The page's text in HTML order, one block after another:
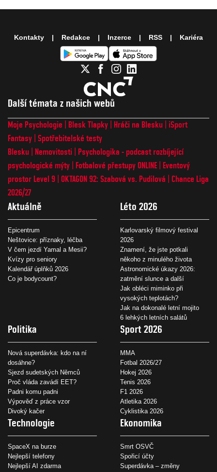
Další témata z našich webů
Moje Psychologie Blesk Tlapky Hráči na Blesku
iSport
Fantasy Spotřebitelské testy
Blesku
Nemovitosti
Psychologika - podcast rozbíjející
psychologické mýty
Fotbalové přestupy ONLINE
Eventový
prostor Level 9 OKTAGON 92: Szabová vs. Pudilová
Chance Liga
2026/27
Aktuálně
Epicentrum
Neštovice: příznaky, léčba
V čem jezdí Yamal a Mesii?
Kvízy pro seniory
Kalendář úplňků 2026
Co je bodycount?
Léto 2026
Karlovarský filmový festival
2026
Znamení, že jste potkali
někoho z minulého života
Astronomické úkazy 2026:
zatmění slunce a další
Jak obléci miminko při
vysokých teplotách?
Jak na dokonalé letní mojito
6 lehkých letních salátů
Politika
Nová superdávka: kdo na ní
dosáhne?
Sjezd sudetských Němců
Proč vláda zavádí EET?
Padni komu padni
Výpověď z práce vzor
Divoký kačer
Sport 2026
MMA
Fotbal 2026/27
Hokej 2026
Tenis 2026
F1 2026
Atletika 2026
Cyklistika 2026
Technologie
SpaceX na burze
Nejlepší telefony
Nejlepší AI zdarma
Ekonomika
Smrt OSVČ
Spořicí účty
Superdávka – změny
Kontakty Redakce Inzerce RSS Kariéra